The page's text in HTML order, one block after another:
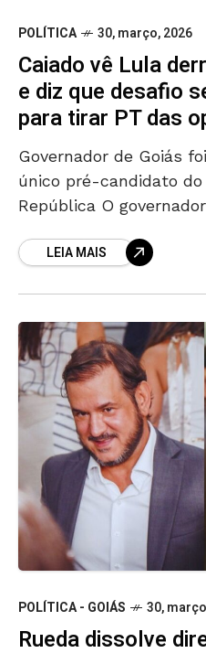
POLÍTICA 30, março, 2026
Caiado vê Lula
e diz que desafio
para tirar PT das
Governador de Goiás
único pré-candidato do
República O
eleições presidenciais
LEIA MAIS
POLÍTICA - GOIÁS 30,
Rueda dissolve